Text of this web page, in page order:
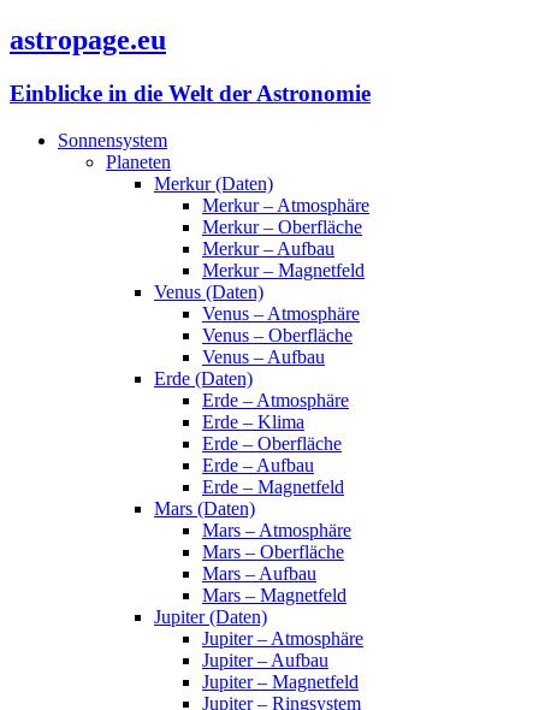
astropage.eu
Einblicke in die Welt der Astronomie
Sonnensystem
Planeten
Merkur (Daten)
Merkur – Atmosphäre
Merkur – Oberfläche
Merkur – Aufbau
Merkur – Magnetfeld
Venus (Daten)
Venus – Atmosphäre
Venus – Oberfläche
Venus – Aufbau
Erde (Daten)
Erde – Atmosphäre
Erde – Klima
Erde – Oberfläche
Erde – Aufbau
Erde – Magnetfeld
Mars (Daten)
Mars – Atmosphäre
Mars – Oberfläche
Mars – Aufbau
Mars – Magnetfeld
Jupiter (Daten)
Jupiter – Atmosphäre
Jupiter – Aufbau
Jupiter – Magnetfeld
Jupiter – Ringsystem